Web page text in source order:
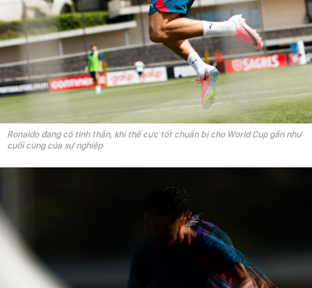
Ronaldo đang có tinh thần, khí thế cực tốt chuẩn bị cho World Cup gần như
cuối cùng của sự nghiệp